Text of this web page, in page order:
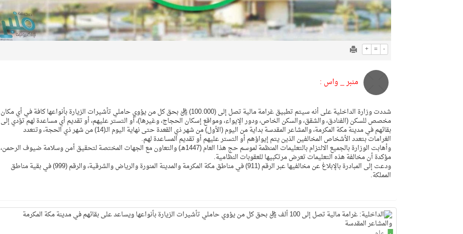
+ = -
منبر _ واس :
شددت وزارة الداخلية على أنه سيتم تطبيق غرامة مالية تصل إلى (100.000) ريال بحق كل من يؤوي حاملي تأشيرات الزيارة بأنواعها كافة في أي مكان
مخصص للسكن (الفنادق، والشقق، والسكن الخاص، ودور الإيواء، ومواقع إسكان الحجاج، وغيرها)، أو التستر عليهم، أو تقديم أي مساعدة لهم تؤدي إلى
بقائهم في مدينة مكة المكرمة، والمشاعر المقدسة بداية من اليوم (الأول) من شهر ذي القعدة حتى نهاية اليوم الـ(14) من شهر ذي الحجة، وتتعدد
الغرامات بتعدد الأشخاص المخالفين الذين يتم إيواؤهم أو التستر عليهم أو تقديم المساعدة لهم.
وأهابت الوزارة بالجميع الالتزام بالتعليمات المنظمة لموسم حج هذا العام (1447هـ) والتعاون مع الجهات المختصة لتحقيق أمن وسلامة ضيوف الرحمن،
مؤكدة أن مخالفة هذه التعليمات تعرض مرتكبيها للعقوبات النظامية.
ودعت إلى المبادرة بالإبلاغ عن مخالفيها عبر الرقم (911) في مناطق مكة المكرمة والمدينة المنورة والرياض والشرقية، والرقم (999) في بقية مناطق
المملكة.